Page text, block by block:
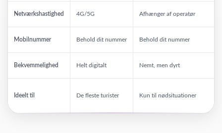
Netværkshastighed 4G/5G Afhænger af operatør
Mobilnummer Behold dit nummer Behold dit nummer
Bekvemmelighed Helt digitalt Nemt, men dyrt
Ideelt til De fleste turister Kun til nødsituationer